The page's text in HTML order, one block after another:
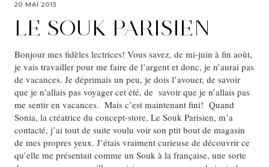
20 MAI 2013
LE SOUK PARISIEN
Bonjour mes fidèles lectrices! Vous savez, de mi-juin à fin août,
je vais travailler pour me faire de l’argent et donc, je n’aurai pas
de vacances. Je déprimais un peu, je dois l’avouer, de savoir
que je n’allais pas voyager cet été, de savoir que je n’allais pas
me sentir en vacances. Mais c’est maintenant fini! Quand
Sonia, la créatrice du concept-store, Le Souk Parisien, m’a
contacté, j’ai tout de suite voulu voir son ptit bout de magasin
de mes propres yeux. J’étais vraiment curieuse de découvrir ce
qu’elle me présentait comme un Souk à la française, une sorte